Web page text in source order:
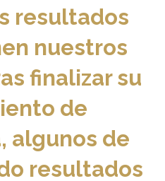
resultados
nuestros
finalizar su
de
algunos de
resultados